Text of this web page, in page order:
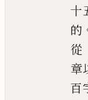
十
的
從
章
百